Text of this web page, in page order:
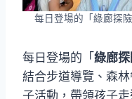
每日登場的「綠廊探
每日登場的「綠廊
結合步道導覽、森
子活動，帶領孩子